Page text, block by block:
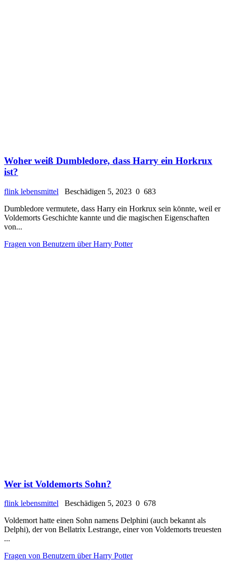
Woher weiß Dumbledore, dass Harry ein Horkrux
ist?
flink lebensmittel Beschädigen 5, 2023 0 683
Dumbledore vermutete, dass Harry ein Horkrux sein könnte, weil er
Voldemorts Geschichte kannte und die magischen Eigenschaften
von...
Fragen von Benutzern über Harry Potter
Wer ist Voldemorts Sohn?
flink lebensmittel Beschädigen 5, 2023 0 678
Voldemort hatte einen Sohn namens Delphini (auch bekannt als
Delphi), der von Bellatrix Lestrange, einer von Voldemorts treuesten
...
Fragen von Benutzern über Harry Potter